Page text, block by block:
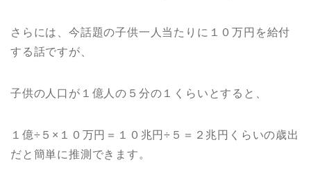
さらには、今話題の子供一人当たりに１０万円を給付
する話ですが、
子供の人口が１億人の５分の１くらいとすると、
１億÷５×１０万円＝１０兆円÷５＝２兆円くらいの歳出
だと簡単に推測できます。